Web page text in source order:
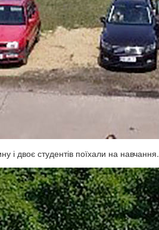
і двоє студентів поїхали на навчання.